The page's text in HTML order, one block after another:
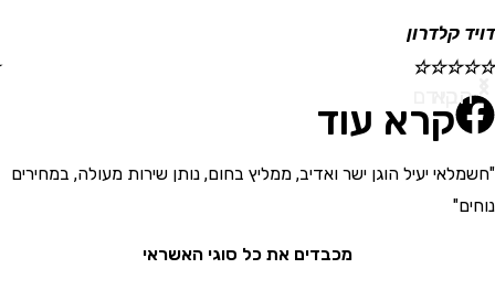
☆
☆
קרא עוד
יעיל הוגן ישר ואדיב, ממליץ בחום, נותן שירות מעולה, במחירים
מכבדים את כל סוגי האשראי